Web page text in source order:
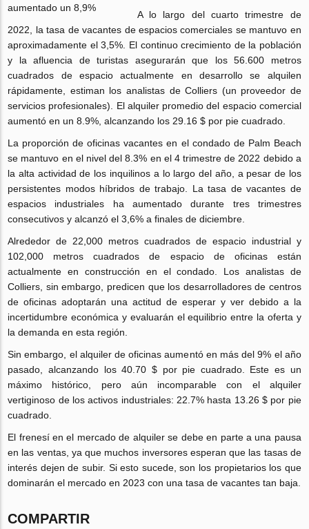
A lo largo del cuarto trimestre de
2022, la tasa de vacantes de espacios comerciales se mantuvo en
aproximadamente el 3,5%. El continuo crecimiento de la población
y la afluencia de turistas asegurarán que los 56.600 metros
cuadrados de espacio actualmente en desarrollo se alquilen
rápidamente, estiman los analistas de Colliers (un proveedor de
servicios profesionales). El alquiler promedio del espacio comercial
aumentó en un 8.9%, alcanzando los 29.16 $ por pie cuadrado.
La proporción de oficinas vacantes en el condado de Palm Beach
se mantuvo en el nivel del 8.3% en el 4 trimestre de 2022 debido a
la alta actividad de los inquilinos a lo largo del año, a pesar de los
persistentes modos híbridos de trabajo. La tasa de vacantes de
espacios industriales ha aumentado durante tres trimestres
consecutivos y alcanzó el 3,6% a finales de diciembre.
Alrededor de 22,000 metros cuadrados de espacio industrial y
102,000 metros cuadrados de espacio de oficinas están
actualmente en construcción en el condado. Los analistas de
Colliers, sin embargo, predicen que los desarrolladores de centros
de oficinas adoptarán una actitud de esperar y ver debido a la
incertidumbre económica y evaluarán el equilibrio entre la oferta y
la demanda en esta región.
Sin embargo, el alquiler de oficinas aumentó en más del 9% el año
pasado, alcanzando los 40.70 $ por pie cuadrado. Este es un
máximo histórico, pero aún incomparable con el alquiler
vertiginoso de los activos industriales: 22.7% hasta 13.26 $ por pie
cuadrado.
El frenesí en el mercado de alquiler se debe en parte a una pausa
en las ventas, ya que muchos inversores esperan que las tasas de
interés dejen de subir. Si esto sucede, son los propietarios los que
dominarán el mercado en 2023 con una tasa de vacantes tan baja.
COMPARTIR